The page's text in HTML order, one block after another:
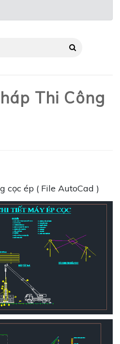
Thi Công
cọc ép ( File AutoCad )